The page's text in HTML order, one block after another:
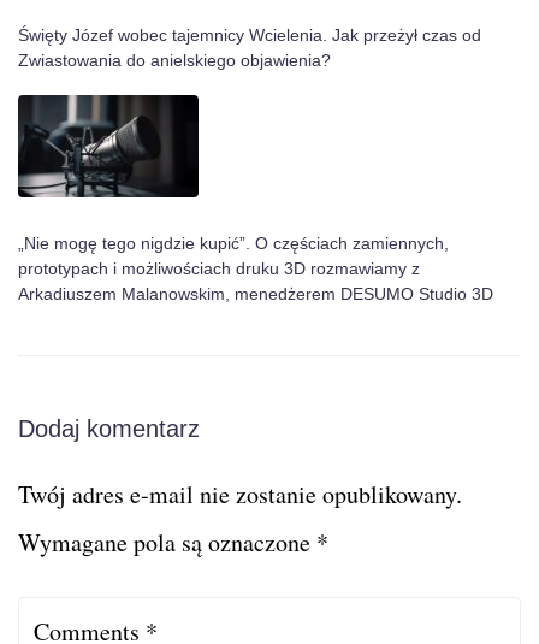
Święty Józef wobec tajemnicy Wcielenia. Jak przeżył czas od
Zwiastowania do anielskiego objawienia?
„Nie mogę tego nigdzie kupić”. O częściach zamiennych,
prototypach i możliwościach druku 3D rozmawiamy z
Arkadiuszem Malanowskim, menedżerem DESUMO Studio 3D
Dodaj komentarz
Twój adres e-mail nie zostanie opublikowany.
Wymagane pola są oznaczone *